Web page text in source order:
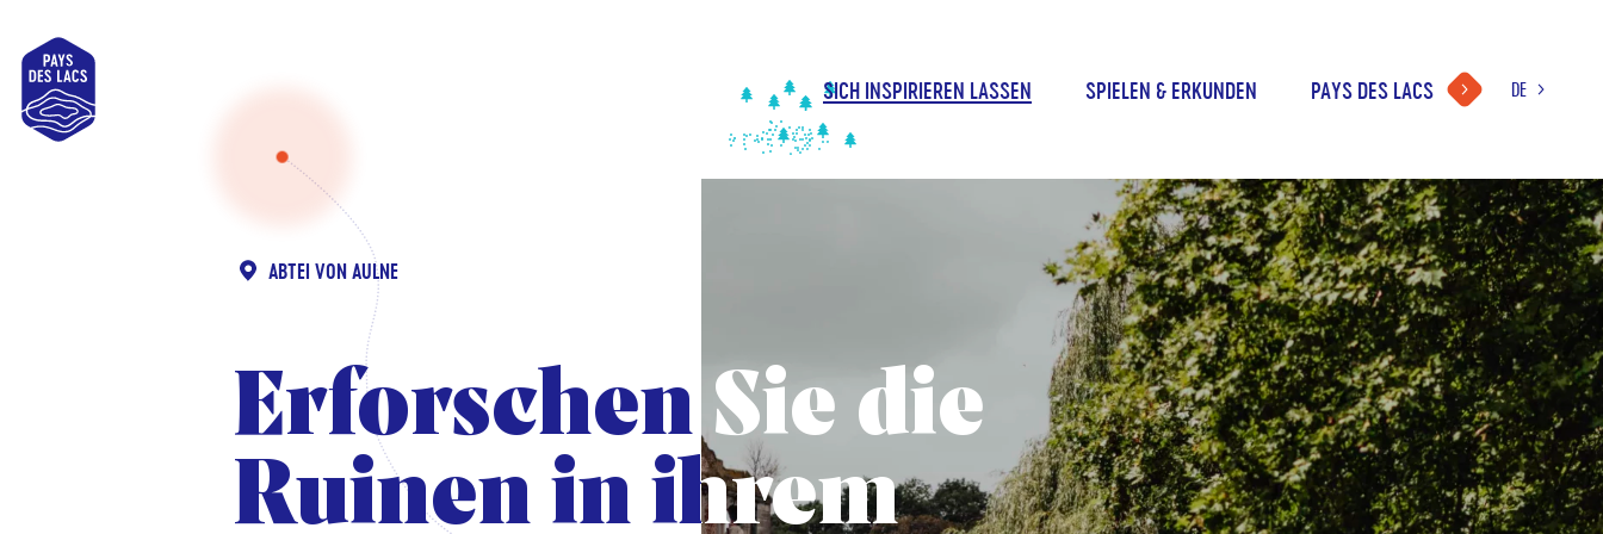
Pays
des
Lacs
Hauptmenü
SICH INSPIRIEREN LASSEN SPIELEN & ERKUNDEN PAYS DES LACS
WAHL
SPRACHE
DE
NL
EN
ABTEI VON AULNE
Erforschen Sie die
Ruinen in ihrem
Erforschen Sie die
Ruinen in ihrem